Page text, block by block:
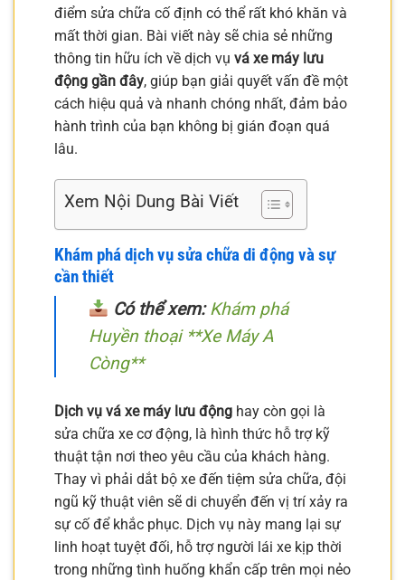
điểm sửa chữa cố định có thể rất khó khăn và
mất thời gian. Bài viết này sẽ chia sẻ những
thông tin hữu ích về dịch vụ vá xe máy lưu
động gần đây, giúp bạn giải quyết vấn đề một
cách hiệu quả và nhanh chóng nhất, đảm bảo
hành trình của bạn không bị gián đoạn quá
lâu.
Xem Nội Dung Bài Viết
Khám phá dịch vụ sửa chữa di động và sự
cần thiết
Có thể xem:Khám phá
Huyền thoại **Xe Máy A
Còng**
Dịch vụ vá xe máy lưu động hay còn gọi là
sửa chữa xe cơ động, là hình thức hỗ trợ kỹ
thuật tận nơi theo yêu cầu của khách hàng.
Thay vì phải dắt bộ xe đến tiệm sửa chữa, đội
ngũ kỹ thuật viên sẽ di chuyển đến vị trí xảy ra
sự cố để khắc phục. Dịch vụ này mang lại sự
linh hoạt tuyệt đối, hỗ trợ người lái xe kịp thời
trong những tình huống khẩn cấp trên mọi nẻo